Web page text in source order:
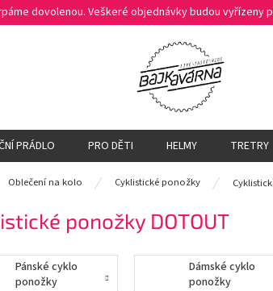
dovolenou. Veškeré objednávky budou vyřízeny
PRÁDLO PRO DĚTI HELMY TRETRY
Oblečení na kolo Cyklistické ponožky
ponožky DOTOUT
Pánské cyklo
ponožky
Dámské cyklo
ponožky